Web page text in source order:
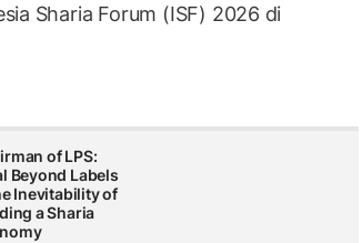
Sharia Forum (ISF) 2026 di
of LPS:
Beyond Labels
Inevitability of
a Sharia